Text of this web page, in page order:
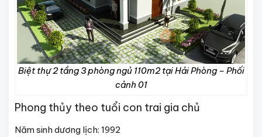
Biệt thự 2 tầng 3 phòng ngủ 110m2 tại Hải Phòng – Phối
cảnh 01
Phong thủy theo tuổi con trai gia chủ
Năm sinh dương lịch: 1992